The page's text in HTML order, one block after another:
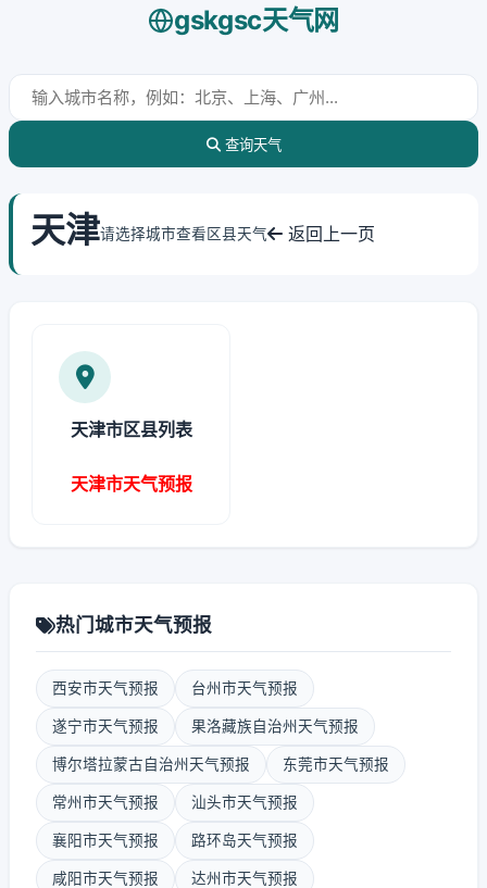
gskgsc天气网
查询天气
天津请选择城市查看区县天气 返回上一页
天津市区县列表
天津市天气预报
热门城市天气预报
西安市天气预报 台州市天气预报
遂宁市天气预报 果洛藏族自治州天气预报
博尔塔拉蒙古自治州天气预报 东莞市天气预报
常州市天气预报 汕头市天气预报
襄阳市天气预报 路环岛天气预报
咸阳市天气预报 达州市天气预报